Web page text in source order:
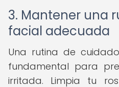
3. Mantener una
facial adecuada
Una rutina de
fundamental para
irritada. Limpia tu